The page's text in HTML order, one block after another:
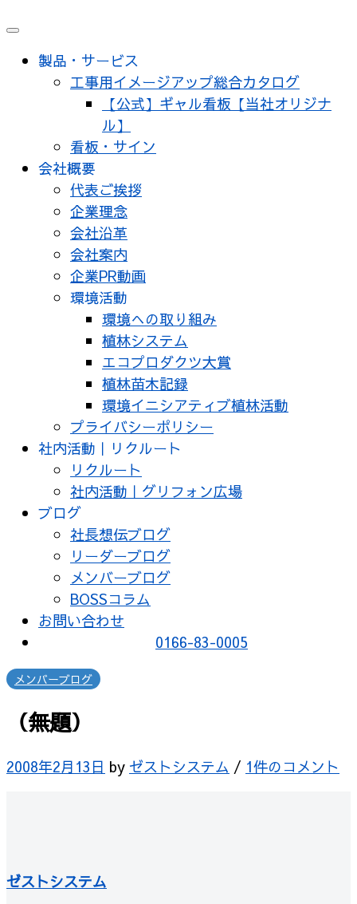
メ
製品・サービス
工事用イメージアップ総合カタログ
【公式】ギャル看板【当社オリジナ
ル】
看板・サイン
会社概要
代表ご挨拶
企業理念
会社沿革
会社案内
企業PR動画
環境活動
環境への取り組み
植林システム
エコプロダクツ大賞
植林苗木記録
環境イニシアティブ植林活動
プライバシーポリシー
社内活動｜リクルート
リクルート
社内活動｜グリフォン広場
ブログ
社長想伝ブログ
リーダーブログ
メンバーブログ
BOSSコラム
お問い合わせ
0166-83-0005
メンバーブログ
（無題）
2008年2月13日 by ゼストシステム / 1件のコメント
ゼストシステム